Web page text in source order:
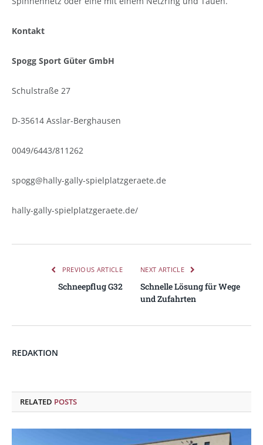
Kontakt
Spogg Sport Güter GmbH
Schulstraße 27
D-35614 Asslar-Berghausen
0049/6443/811262
spogg@hally-gally-spielplatzgeraete.de
hally-gally-spielplatzgeraete.de/
PREVIOUS ARTICLE
Schneepflug G32
NEXT ARTICLE
Schnelle Lösung für Wege
und Zufahrten
REDAKTION
RELATED POSTS